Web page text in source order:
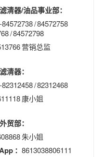
清器/油品事业部：
/ 84572758
/ 84572798
营销总监
清器：
/ 82312468
康小姐
贸部：
朱小姐
： 8613038806111